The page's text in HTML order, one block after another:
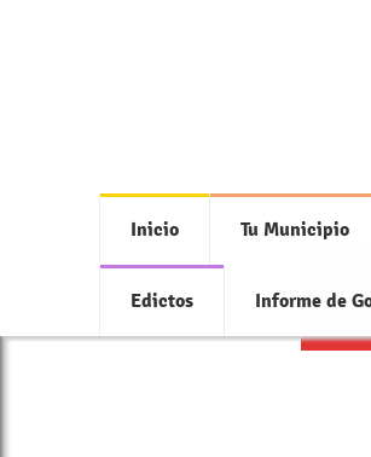
Inicio Tu Municipio
Edictos Informe de